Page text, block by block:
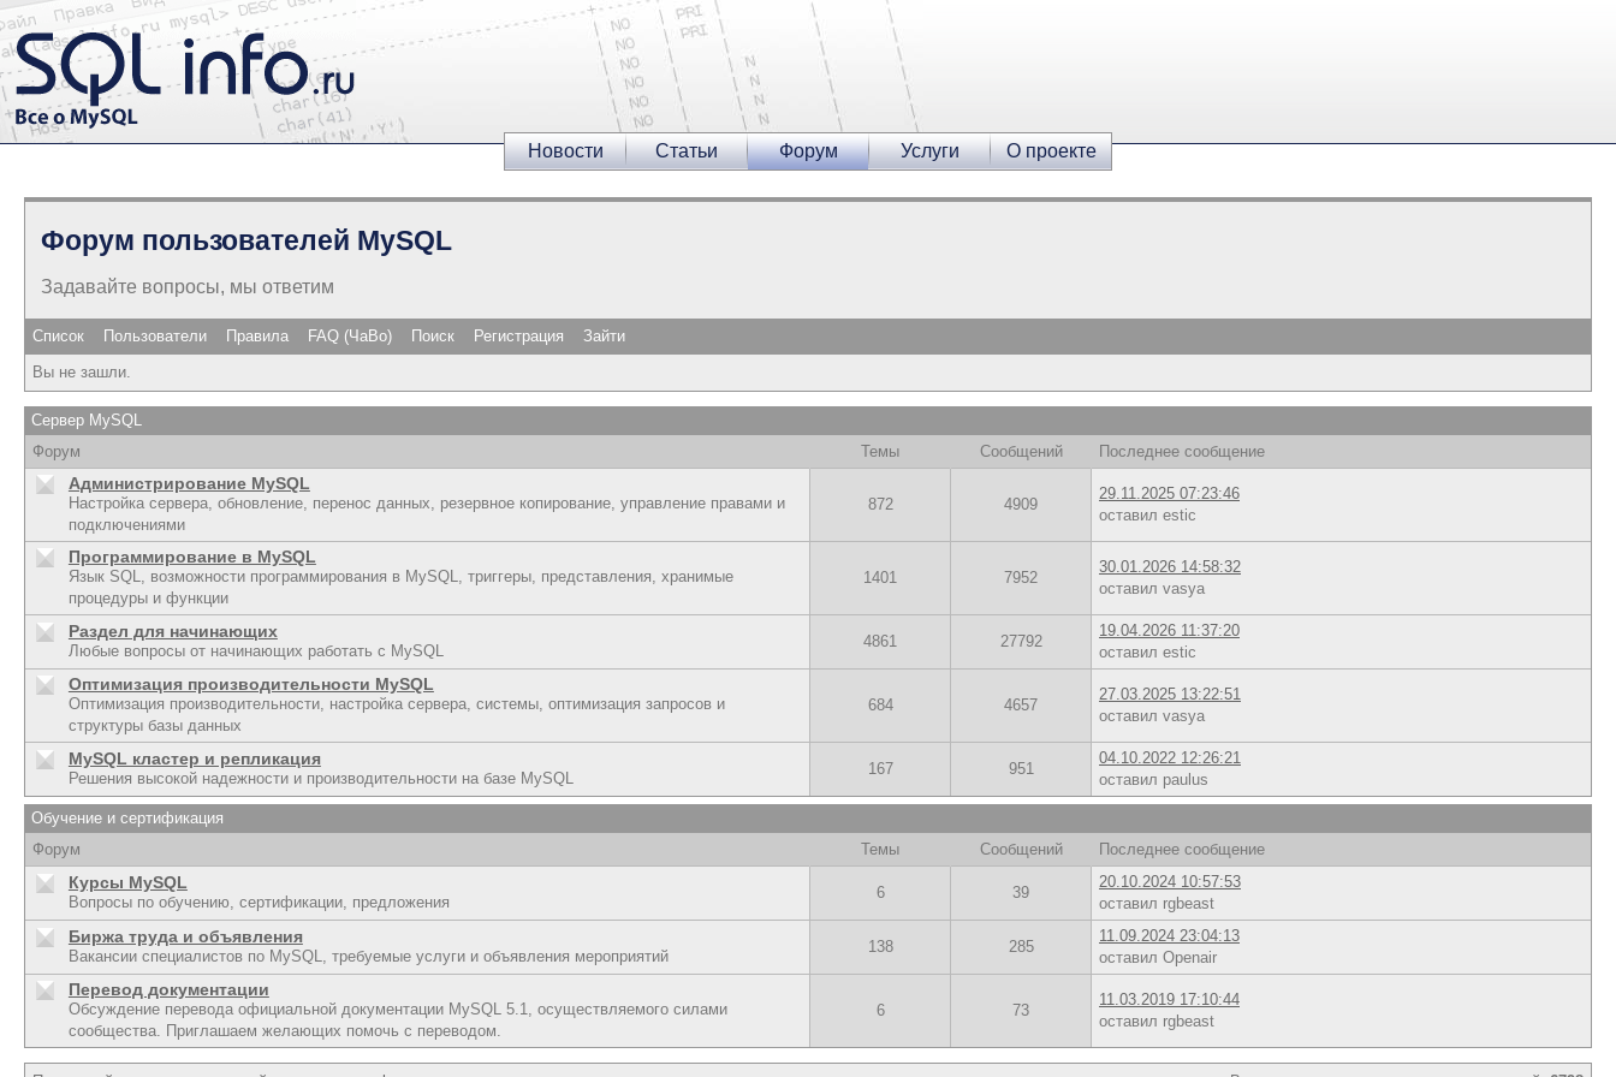
Новости Статьи Форум Услуги О проекте
Форум пользователей MySQL
Задавайте вопросы, мы ответим
Список Пользователи Правила FAQ (ЧаВо) Поиск Регистрация
Зайти
Вы не зашли.
Сервер MySQL
Форум
Темы Сообщений Последнее сообщение
Администрирование MySQL
Настройка сервера, обновление, перенос данных, резервное копирование, управление правами и
подключениями
872 4909
29.11.2025 07:23:46
оставил estic
Программирование в MySQL
Язык SQL, возможности программирования в MySQL, триггеры, представления, хранимые
процедуры и функции
1401 7952
30.01.2026 14:58:32
оставил vasya
Раздел для начинающих
Любые вопросы от начинающих работать с MySQL
4861 27792
19.04.2026 11:37:20
оставил estic
Оптимизация производительности MySQL
Оптимизация производительности, настройка сервера, системы, оптимизация запросов и
структуры базы данных
684 4657
27.03.2025 13:22:51
оставил vasya
MySQL кластер и репликация
Решения высокой надежности и производительности на базе MySQL
167 951
04.10.2022 12:26:21
оставил paulus
Обучение и сертификация
Форум
Темы Сообщений Последнее сообщение
Курсы MySQL
Вопросы по обучению, сертификации, предложения
6 39
20.10.2024 10:57:53
оставил rgbeast
Биржа труда и объявления
Вакансии специалистов по MySQL, требуемые услуги и объявления мероприятий
138 285
11.09.2024 23:04:13
оставил Openair
Перевод документации
Обсуждение перевода официальной документации MySQL 5.1, осуществляемого силами
сообщества. Приглашаем желающих помочь с переводом.
6 73
11.03.2019 17:10:44
оставил rgbeast